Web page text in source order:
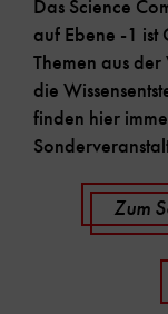
Das Science
auf Ebene -1 ist
Themen aus
die
finden hier
Zum